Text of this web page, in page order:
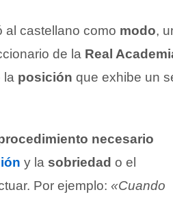
al castellano como modo,
de la Real
la posición que exhibe un
necesario
y la sobriedad o el
Por ejemplo: «Cuando